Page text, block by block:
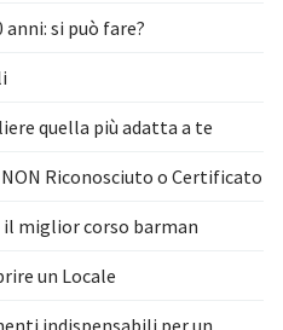
anni: si può fare?
quella più adatta a te
Riconosciuto o Certificato
il miglior corso barman
un Locale
indispensabili per un